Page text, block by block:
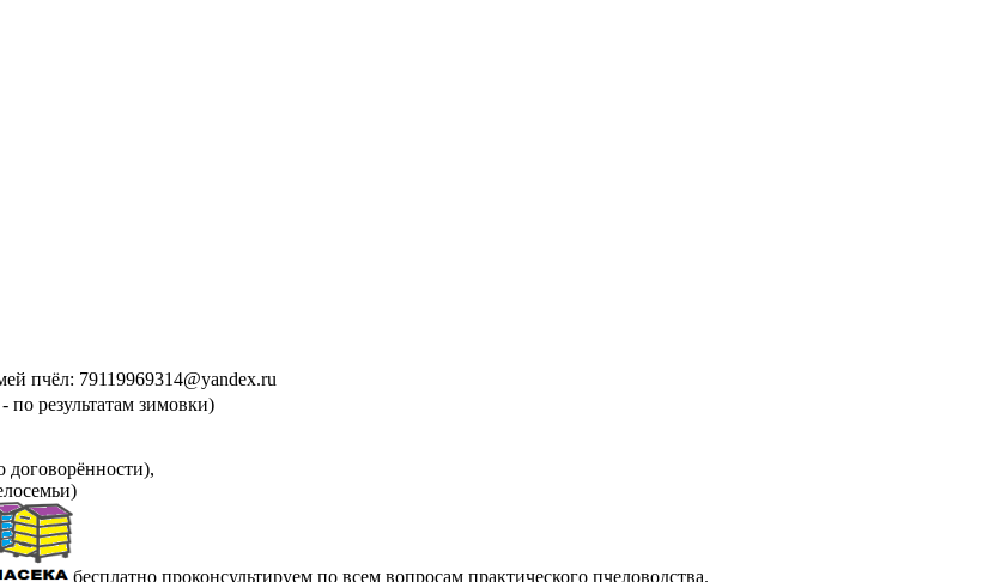
пчёл: 79119969314@yandex.ru
результатам зимовки)
договорённости),
бесплатно проконсультируем по всем вопросам практического пчеловодства.